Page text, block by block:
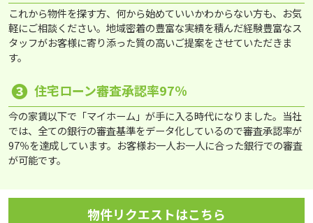
これから物件を探す方、何から始めていいかわからない方も、お気
軽にご相談ください。地域密着の豊富な実績を積んだ経験豊富なス
タッフがお客様に寄り添った質の高いご提案をさせていただきま
す。
❸ 住宅ローン審査承認率97％
今の家賃以下で「マイホーム」が手に入る時代になりました。当社
では、全ての銀行の審査基準をデータ化しているので審査承認率が
97％を達成しています。お客様お一人お一人に合った銀行での審査
が可能です。
物件リクエストはこちら